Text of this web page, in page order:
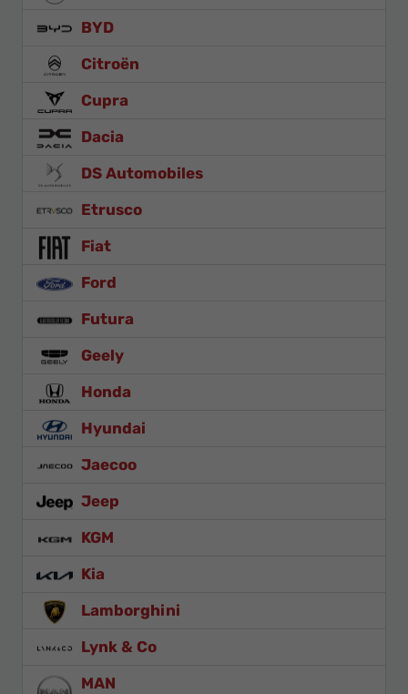
BYD
Citroën
Cupra
Dacia
DS Automobiles
Etrusco
Fiat
Ford
Futura
Geely
Honda
Hyundai
Jaecoo
Jeep
KGM
Kia
Lamborghini
Lynk & Co
MAN